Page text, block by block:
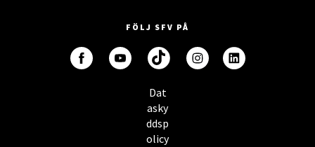
FÖLJ SFV PÅ
Dat
asky
ddsp
olicy